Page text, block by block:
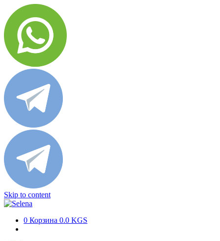
Skip to content
0 Корзина 0.0 KGS